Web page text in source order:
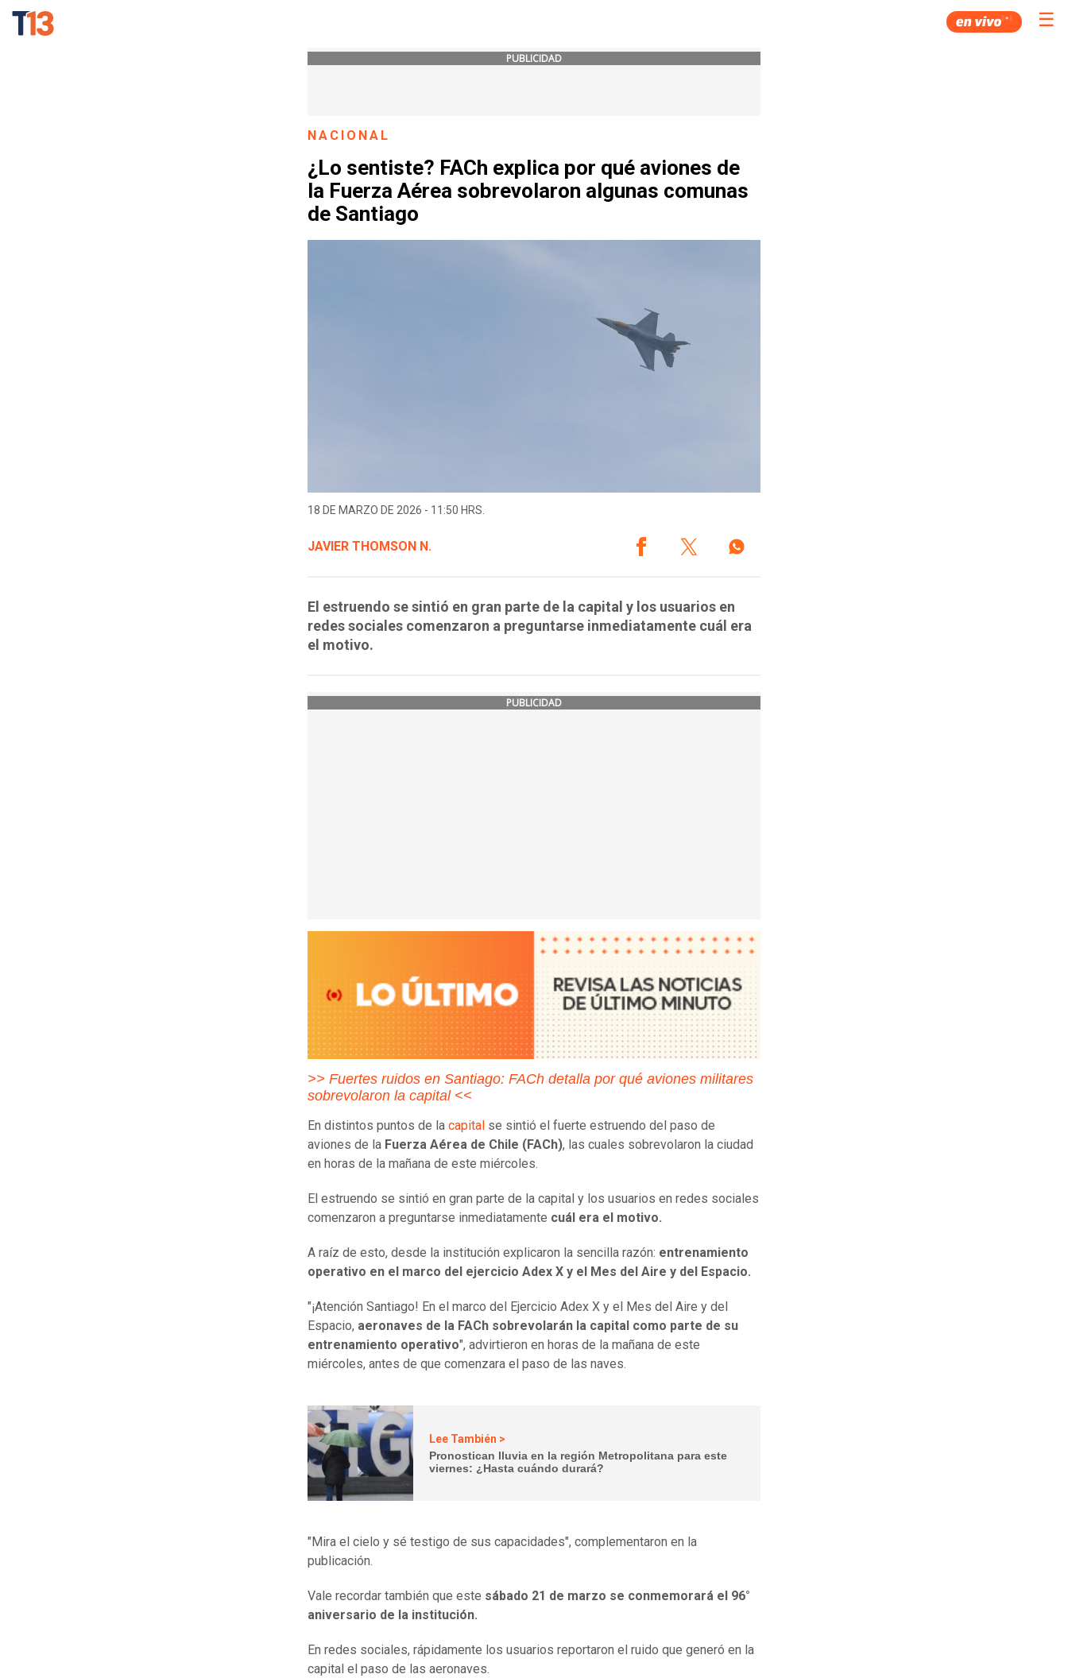
☰
PUBLICIDAD
NACIONAL
¿Lo sentiste? FACh explica por qué aviones de
la Fuerza Aérea sobrevolaron algunas comunas
de Santiago
18 DE MARZO DE 2026 - 11:50 HRS.
JAVIER THOMSON N.
El estruendo se sintió en gran parte de la capital y los usuarios en
redes sociales comenzaron a preguntarse inmediatamente cuál era
el motivo.
PUBLICIDAD
>> Fuertes ruidos en Santiago: FACh detalla por qué aviones militares
sobrevolaron la capital <<
En distintos puntos de la capital se sintió el fuerte estruendo del paso de
aviones de la Fuerza Aérea de Chile (FACh), las cuales sobrevolaron la ciudad
en horas de la mañana de este miércoles.
El estruendo se sintió en gran parte de la capital y los usuarios en redes sociales
comenzaron a preguntarse inmediatamente cuál era el motivo.
A raíz de esto, desde la institución explicaron la sencilla razón: entrenamiento
operativo en el marco del ejercicio Adex X y el Mes del Aire y del Espacio.
"¡Atención Santiago! En el marco del Ejercicio Adex X y el Mes del Aire y del
Espacio, aeronaves de la FACh sobrevolarán la capital como parte de su
entrenamiento operativo", advirtieron en horas de la mañana de este
miércoles, antes de que comenzara el paso de las naves.
Lee También >
Pronostican lluvia en la región Metropolitana para este
viernes: ¿Hasta cuándo durará?
"Mira el cielo y sé testigo de sus capacidades", complementaron en la
publicación.
Vale recordar también que este sábado 21 de marzo se conmemorará el 96°
aniversario de la institución.
En redes sociales, rápidamente los usuarios reportaron el ruido que generó en la
capital el paso de las aeronaves.